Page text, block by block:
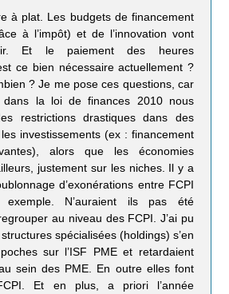
à plat. Les budgets de financement
à l’impôt) et de l’innovation vont
Et le paiement des heures
ce bien nécessaire actuellement ?
? Je me pose ces questions, car
la loi de finances 2010 nous
restrictions drastiques dans des
investissements (ex : financement
alors que les économies
justement sur les niches. Il y a
d’exonérations entre FCPI
N’auraient ils pas été
au niveau des FCPI. J’ai pu
spécialisées (holdings) s’en
sur l’ISF PME et retardaient
sein des PME. En outre elles font
Et en plus, a priori l’année